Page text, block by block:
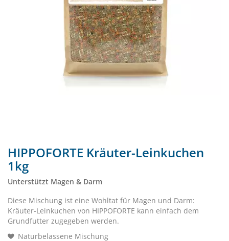
HIPPOFORTE Kräuter-Leinkuchen
1kg
Unterstützt Magen & Darm
Diese Mischung ist eine Wohltat für Magen und Darm:
Kräuter-Leinkuchen von HIPPOFORTE kann einfach dem
Grundfutter zugegeben werden.
Naturbelassene Mischung